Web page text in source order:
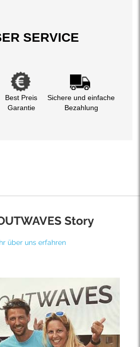
SERVICE
Best Preis
Garantie
Sichere und einfache
Bezahlung
Story
über uns erfahren